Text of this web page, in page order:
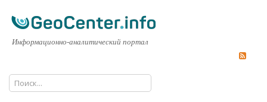
Информационно-аналитический портал